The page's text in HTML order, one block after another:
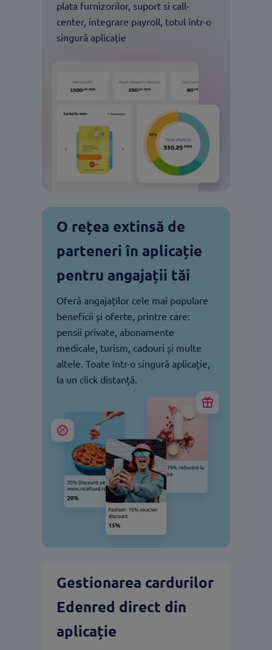
plata furnizorilor, suport si call-
center, integrare payroll, totul într-o
singură aplicație
O rețea extinsă de
parteneri în aplicație
pentru angajații tăi
Oferă angajaților cele mai populare
beneficii și oferte, printre care:
pensii private, abonamente
medicale, turism, cadouri și multe
altele. Toate într-o singură aplicație,
la un click distanță.
Gestionarea cardurilor
Edenred direct din
aplicație